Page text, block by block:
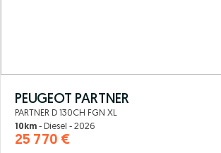
PEUGEOT PARTNER
PARTNER D 130CH FGN XL
10km - Diesel - 2026
25 770 €